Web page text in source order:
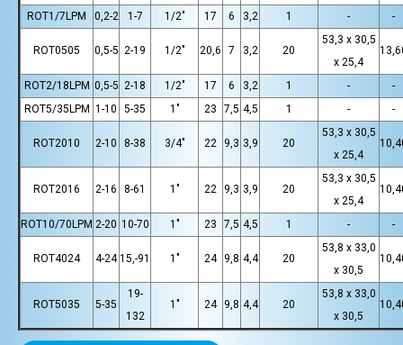
ROT1/7LPM 0,2-2 1-7 1/2" 17 6 3,2 1 - -
ROT0505 0,5-5 2-19 1/2" 20,6 7 3,2 20
53,3 x 30,5
x 25,4
ROT2/18LPM 0,5-5 2-18 1/2" 17 6 3,2 1 -
-
ROT5/35LPM 1-10 5-35 1" 23 7,5 4,5 1 - -
ROT2010 2-10 8-38 3/4" 22 9,3 3,9 20
53,3 x 30,5
x 25,4
ROT2016 2-16 8-61 1" 22 9,3 3,9 20
53,3 x 30,5
x 25,4
ROT10/70LPM 2-20 10-70 1" 23 7,5 4,5 1 - -
ROT4024 4-24 15,-91 1" 24 9,8 4,4 20
53,8 x 33,0
x 30,5
ROT5035 5-35
19-
132
1" 24 9,8 4,4 20
53,8 x 33,0
x 30,5